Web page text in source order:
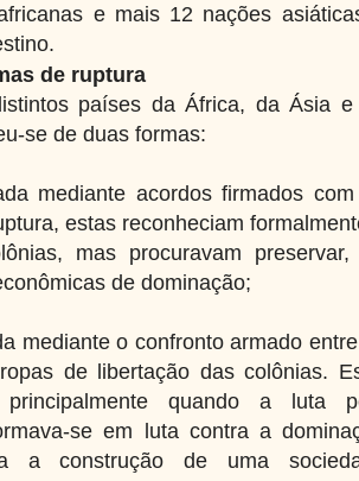
e mais 12 nações
de ruptura
países da África, da Ásia e
se de duas formas:
mediante acordos firmados
estas reconheciam
mas procuravam preservar,
de dominação;
mediante o confronto armado
de libertação das colônias.
quando a luta
se em luta contra a
a construção de uma